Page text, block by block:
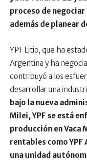
proceso de
además de planear
YPF Litio, que ha
Argentina y ha
contribuyó a los
desarrollar una
bajo la nueva
Milei, YPF se está
producción en Vaca
rentables como
una unidad